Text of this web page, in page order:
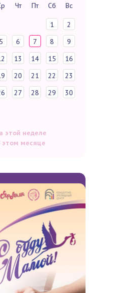
Чт Пт Сб Вс
1
2
5 6 7 8
9
13 14 15
16
20 21 22
23
27 28 29
30
этой неделе
этом месяце